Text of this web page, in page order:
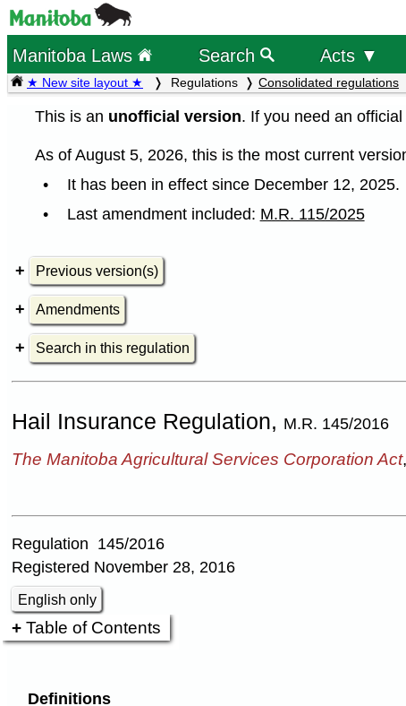
Manitoba Laws Search Acts ▼
★ New site layout ★ Regulations Consolidated regulations
This is an unofficial version. If you need an
As of August 5, 2026, this is the most current
It has been in effect since December 12, 2025.
Last amendment included: M.R. 115/2025
Previous version(s)
Amendments
Search in this regulation
Hail Insurance Regulation, M.R. 145/2016
The Manitoba Agricultural Services Corporation Act,
Regulation 145/2016
Registered November 28, 2016
English only
Table of Contents
Definitions